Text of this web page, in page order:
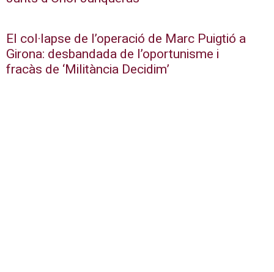
El col·lapse de l’operació de Marc Puigtió a
Girona: desbandada de l’oportunisme i
fracàs de ‘Militància Decidim’